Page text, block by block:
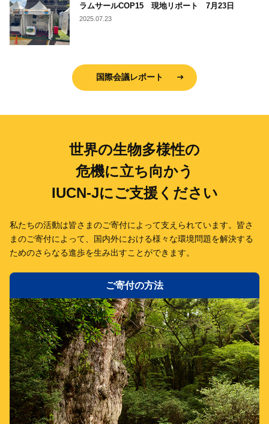
ラムサールCOP15 現地リポート 7月23日
2025.07.23
国際会議レポート
世界の生物多様性の
危機に立ち向かう
IUCN-Jにご支援ください
私たちの活動は皆さまのご寄付によって支えられています。 皆さ
まのご寄付によって、国内外における様々な環境問題を解決する
ためのさらなる進歩を生み出すことができます。
ご寄付の方法